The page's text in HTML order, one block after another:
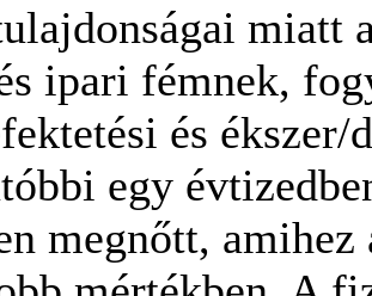
miatt
ipari fémnek,
és ékszer/
egy
megnőtt,